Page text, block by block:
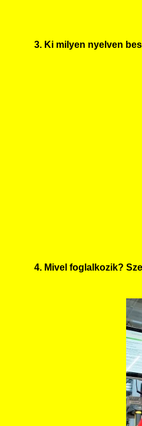
3. Ki milyen nyelven
4. Mivel foglalkozik?